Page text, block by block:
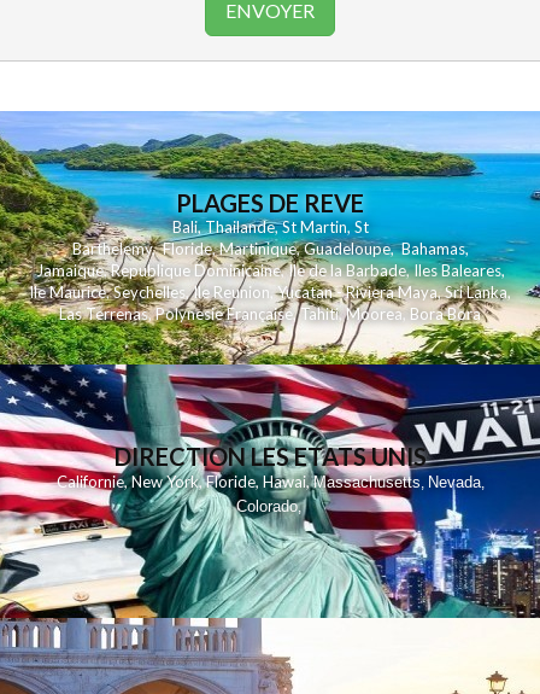
PLAGES DE REVE
Bali,Thailande,St Martin,St
Barthelemy,Floride,Martinique,Guadeloupe,Bahamas,
Jamaique,Republique Dominicaine,Ile de la Barbade,Iles Baleares,
Ile Maurice,Seychelles,Ile Reunion,Yucatan - Riviera Maya,Sri Lanka,
Las Terrenas,Polynesie Française,Tahiti,Moorea, Bora Bora
DIRECTION LES ETATS UNIS
Californie,New York,Floride,Hawai,Massachusetts, Nevada,
Colorado,